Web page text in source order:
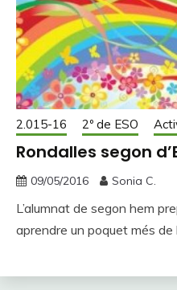
2.015-16 2º de ESO
Rondalles segon
09/05/2016 Sonia C.
L’alumnat de segon hem
aprendre un poquet més de